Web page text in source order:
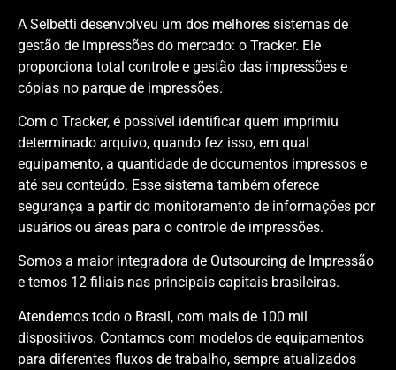
A Selbetti desenvolveu um dos melhores sistemas de
gestão de impressões do mercado: o Tracker. Ele
proporciona total controle e gestão das impressões e
cópias no parque de impressões.
Com o Tracker, é possível identificar quem imprimiu
determinado arquivo, quando fez isso, em qual
equipamento, a quantidade de documentos impressos e
até seu conteúdo. Esse sistema também oferece
segurança a partir do monitoramento de informações por
usuários ou áreas para o controle de impressões.
Somos a maior integradora de Outsourcing de Impressão
e temos 12 filiais nas principais capitais brasileiras.
Atendemos todo o Brasil, com mais de 100 mil
dispositivos. Contamos com modelos de equipamentos
para diferentes fluxos de trabalho, sempre atualizados